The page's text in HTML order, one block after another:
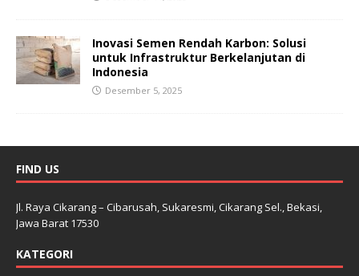
Inovasi Semen Rendah Karbon: Solusi
untuk Infrastruktur Berkelanjutan di
Indonesia
Desember 5, 2025
FIND US
Jl. Raya Cikarang – Cibarusah, Sukaresmi, Cikarang Sel., Bekasi,
Jawa Barat 17530
KATEGORI